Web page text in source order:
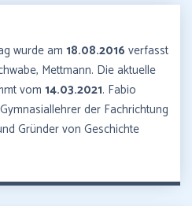
wurde am18.08.2016 verfasst
Mettmann. Die aktuelle
vom14.03.2021. Fabio
der Fachrichtung
Gründer von Geschichte